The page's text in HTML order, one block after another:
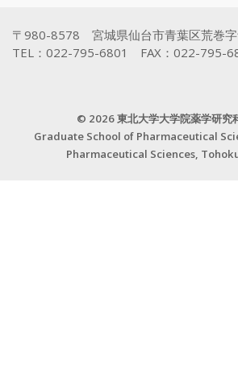
〒980-8578 宮城県仙台市青葉区荒巻
TEL：022-795-6801 FAX：022-795-
© 2026 東北大学大学院薬学研究
Graduate School of Pharmaceutical
Pharmaceutical Sciences,